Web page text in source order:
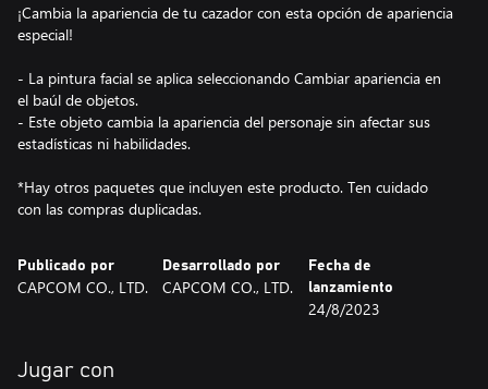
¡Cambia la apariencia de tu cazador con esta opción de apariencia
especial!
- La pintura facial se aplica seleccionando Cambiar apariencia en
el baúl de objetos.
- Este objeto cambia la apariencia del personaje sin afectar sus
estadísticas ni habilidades.
*Hay otros paquetes que incluyen este producto. Ten cuidado
con las compras duplicadas.
Publicado por
CAPCOM CO., LTD.
Desarrollado por
CAPCOM CO., LTD.
Fecha de
lanzamiento
24/8/2023
Jugar con